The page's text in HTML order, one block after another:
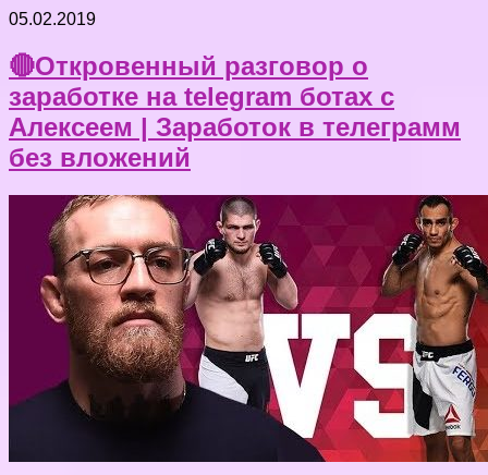
05.02.2019
🔴Откровенный разговор о
заработке на telegram ботах с
Алексеем | Заработок в телеграмм
без вложений